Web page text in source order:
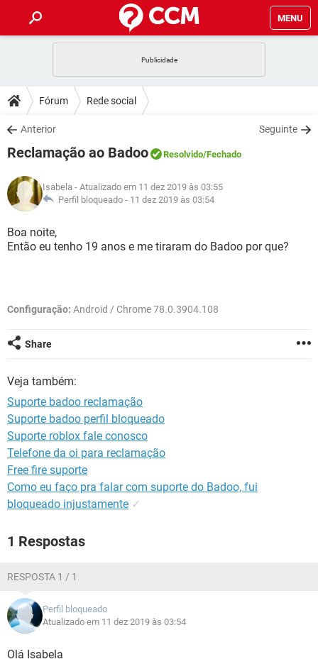
MENU
CELULAR
OUTLOOK
INSTAGRAM GMAIL
GUIA DE COMPRAS
DICAS
JOGOS
INSTAGRAM GMAIL
GUIA DE COMPRAS
DOWNLOADS
JOGOS WHATSAPP
CELULAR
OUTLOOK EXCEL
INSTAGRAM
GUIA DE COMPRAS
JOGOS WHATSAPP
CELULAR
OUTLOOK
GLOSSÁRIO
CELULAR FACEBOOK
Fórum Rede social
Anterior Seguinte
Reclamação ao Badoo Resolvido/Fechado
Isabela - Atualizado em 11 dez 2019 às 03:55
Perfil bloqueado - 11 dez 2019 às 03:54
Boa noite,
Então eu tenho 19 anos e me tiraram do Badoo por que?
Configuração: Android / Chrome 78.0.3904.108
Share
Veja também:
Suporte badoo reclamação
Suporte badoo perfil bloqueado
Suporte roblox fale conosco
Telefone da oi para reclamação
Free fire suporte
Como eu faço pra falar com suporte do Badoo, fui
bloqueado injustamente ✓
1 Respostas
RESPOSTA 1 / 1
Perfil bloqueado
Atualizado em 11 dez 2019 às 03:54
Olá Isabela